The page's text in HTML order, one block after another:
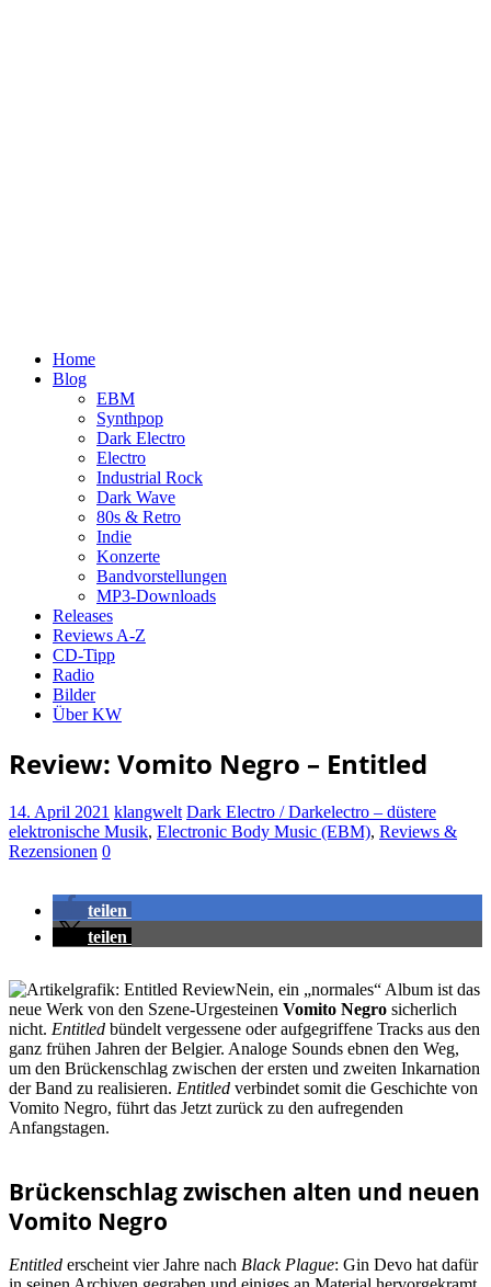
Home
Blog
EBM
Synthpop
Dark Electro
Electro
Industrial Rock
Dark Wave
80s & Retro
Indie
Konzerte
Bandvorstellungen
MP3-Downloads
Releases
Reviews A-Z
CD-Tipp
Radio
Bilder
Über KW
Review: Vomito Negro – Entitled
14. April 2021 klangwelt Dark Electro / Darkelectro – düstere
elektronische Musik, Electronic Body Music (EBM), Reviews &
Rezensionen 0
teilen
teilen
Nein, ein „normales“ Album ist das
neue Werk von den Szene-Urgesteinen Vomito Negro sicherlich
nicht. Entitled bündelt vergessene oder aufgegriffene Tracks aus den
ganz frühen Jahren der Belgier. Analoge Sounds ebnen den Weg,
um den Brückenschlag zwischen der ersten und zweiten Inkarnation
der Band zu realisieren. Entitled verbindet somit die Geschichte von
Vomito Negro, führt das Jetzt zurück zu den aufregenden
Anfangstagen.
Brückenschlag zwischen alten und neuen
Vomito Negro
Entitled erscheint vier Jahre nach Black Plague: Gin Devo hat dafür